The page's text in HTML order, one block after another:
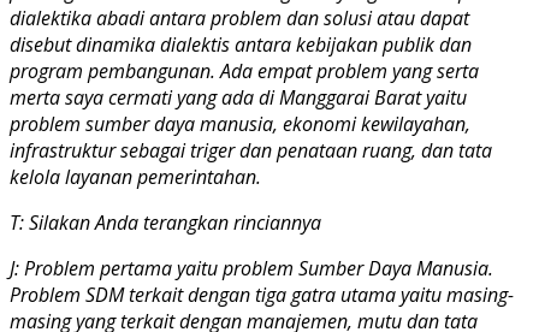
dialektika abadi antara problem dan solusi atau dapat
disebut dinamika dialektis antara kebijakan publik dan
program pembangunan. Ada empat problem yang serta
merta saya cermati yang ada di Manggarai Barat yaitu
problem sumber daya manusia, ekonomi kewilayahan,
infrastruktur sebagai triger dan penataan ruang, dan tata
kelola layanan pemerintahan.
T: Silakan Anda terangkan rinciannya
J: Problem pertama yaitu problem Sumber Daya Manusia.
Problem SDM terkait dengan tiga gatra utama yaitu masing-
masing yang terkait dengan manajemen, mutu dan tata